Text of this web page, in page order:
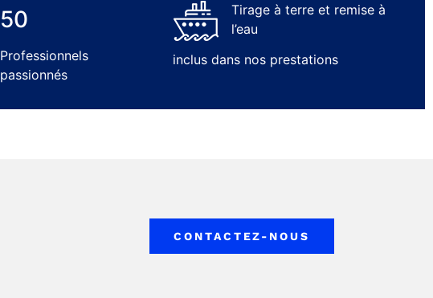
50
Professionnels
passionnés
Tirage à terre et remise à
l’eau
inclus dans nos prestations
CONTACTEZ-NOUS